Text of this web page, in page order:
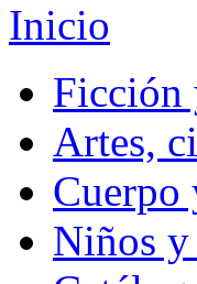
Inicio
Ficción
Artes,
Cuerpo
Niños y